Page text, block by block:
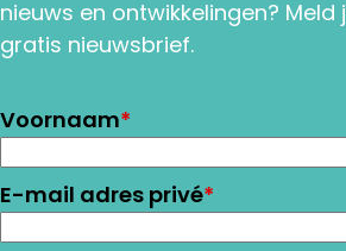
nieuws en ontwikkelingen?
gratis nieuwsbrief.
Voornaam*
E-mail adres privé*